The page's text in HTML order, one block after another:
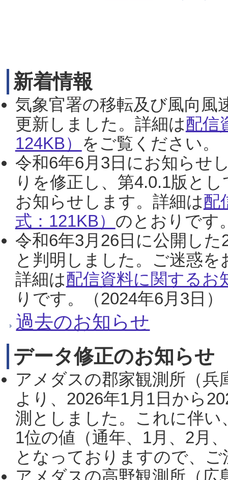
新着情報
気象官署の移転及び風向風
更新しました。詳細は配信
124KB） をご覧ください。
令和6年6月3日にお知らせ
りを修正し、第4.0.1版と
お知らせします。詳細は配
式：121KB） のとおりです
令和6年3月26日に公開し
と判明しました。ご迷惑
詳細は配信資料に関するお
りです。（2024年6月3日）
過去のお知らせ
データ修正のお知らせ
アメダスの郡家観測所（
より、2026年1月1日から
測としました。これに伴い
1位の値（通年、1月、2月
となっておりますので、
アメダスの高野観測所（